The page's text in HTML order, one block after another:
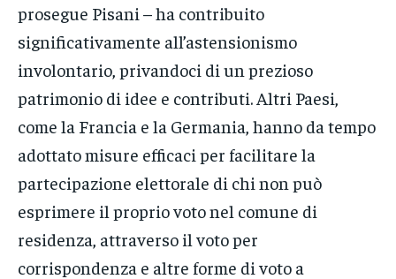
prosegue Pisani – ha contribuito
significativamente all’astensionismo
involontario, privandoci di un prezioso
patrimonio di idee e contributi. Altri Paesi,
come la Francia e la Germania, hanno da tempo
adottato misure efficaci per facilitare la
partecipazione elettorale di chi non può
esprimere il proprio voto nel comune di
residenza, attraverso il voto per
corrispondenza e altre forme di voto a